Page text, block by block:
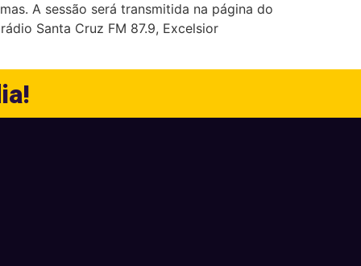
A sessão será transmitida na página do
Santa Cruz FM 87.9, Excelsior